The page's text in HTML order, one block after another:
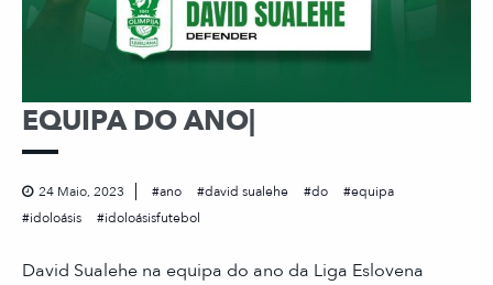
EQUIPA DO ANO|
24 Maio, 2023 ano david sualehe do
equipa
idoloásis
idoloásisfutebol
David Sualehe na equipa do ano da Liga Eslovena